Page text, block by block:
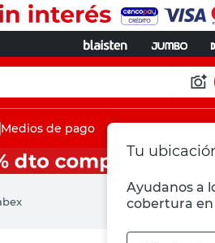
Tu
Ayudanos a
cobertura en
Medios de pago